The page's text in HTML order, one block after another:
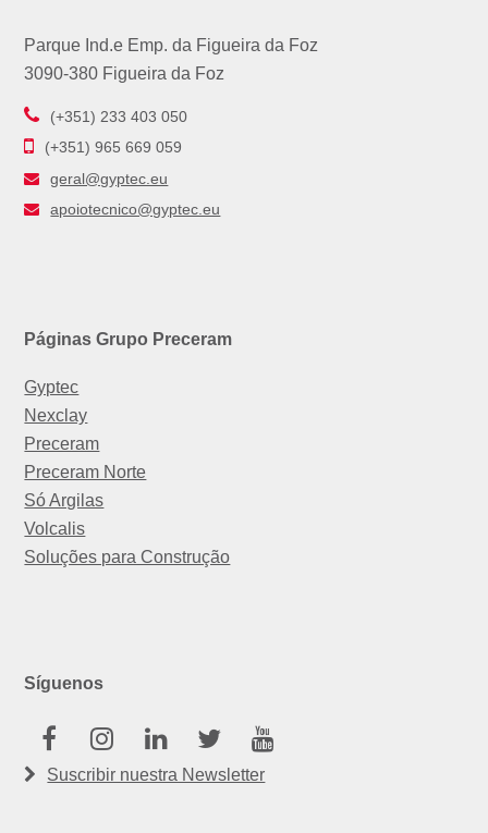
Parque Ind.e Emp. da Figueira da Foz
3090-380 Figueira da Foz
(+351) 233 403 050
(+351) 965 669 059
geral@gyptec.eu
apoiotecnico@gyptec.eu
Páginas Grupo Preceram
Gyptec
Nexclay
Preceram
Preceram Norte
Só Argilas
Volcalis
Soluções para Construção
Síguenos
FacebookInstagram
LinkedinTwitter
Suscribir nuestra Newsletter